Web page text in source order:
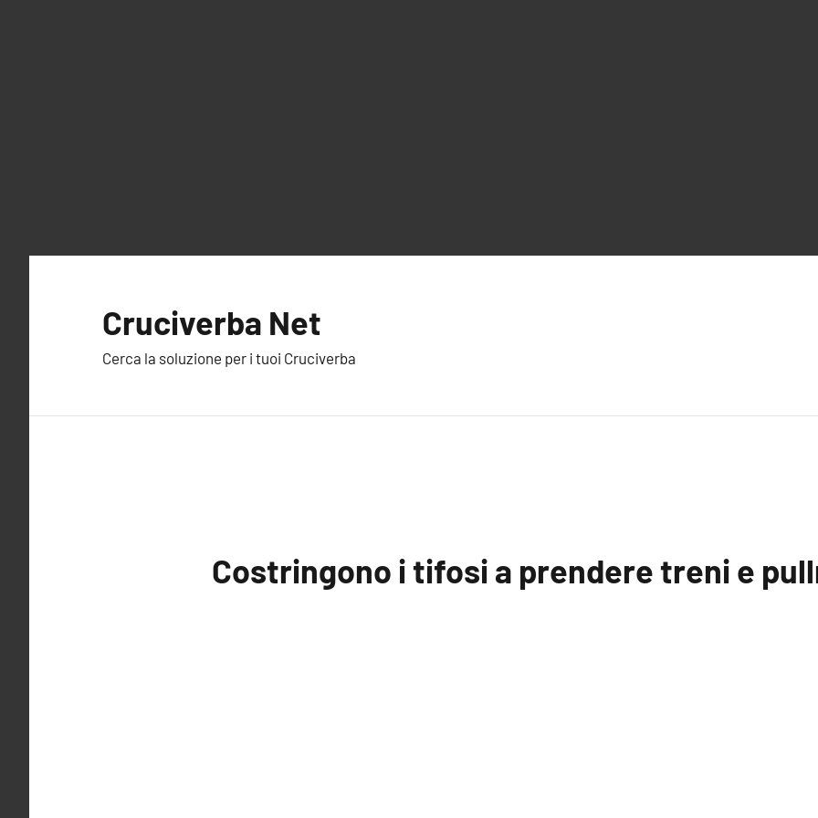
Cruciverba Net
Cerca la soluzione per i tuoi Cruciverba
Costringono i tifosi a prendere treni e